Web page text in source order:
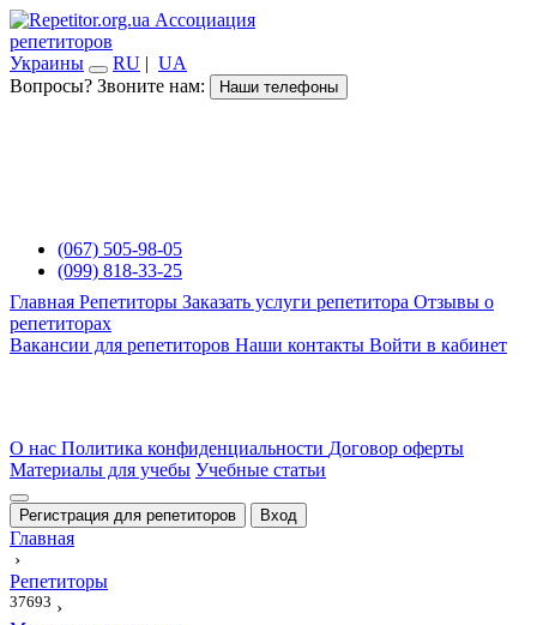
Ассоциация
репетиторов
Украины
RU | UA
Вопросы? Звоните нам:
Наши телефоны
(067) 505-98-05
(099) 818-33-25
Главная Репетиторы Заказать услуги репетитора Отзывы о
репетиторах
Вакансии для репетиторов Наши контакты Войти в кабинет
О нас Политика конфиденциальности Договор оферты
Материалы для учебы Учебные статьи
Регистрация для репетиторов Вход
Главная
›
Репетиторы
37693 ›